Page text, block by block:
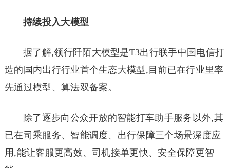
持续投入大模型
据了解,领行阡陌大模型是T3出行联手中国电信打
造的国内出行行业首个生态大模型,目前已在行业里率
先通过模型、算法双备案。
除了逐步向公众开放的智能打车助手服务以外,其
已在司乘服务、智能调度、出行保障三个场景深度应
用,能让客服更高效、司机接单更快、安全保障更智